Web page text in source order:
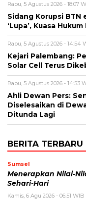
Rabu, 5 Agustus 2026 - 18:07
Sidang Korupsi BTN
‘Lupa’, Kuasa
Rabu, 5 Agustus 2026 - 14:54
Kejari Palembang:
Solar Cell Terus
Rabu, 5 Agustus 2026 - 14:53
Ahli Dewan Pers:
Diselesaikan di
Ditunda Lagi
BERITA TERBARU
Sumsel
Menerapkan Nilai-
Sehari-Hari
Kamis, 6 Agu 2026 - 06:51 WIB